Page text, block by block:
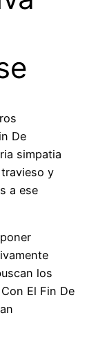
De
simpatia
y
a ese
los
El Fin De